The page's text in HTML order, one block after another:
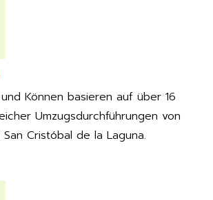
Können basieren auf über 16
Umzugsdurchführungen von
Cristóbal de la Laguna.